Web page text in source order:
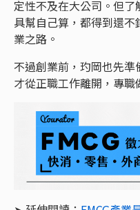
定性不及在大公司。但
具幫自己算，都得到還
業之路。
不過創業前，玓岡也先準
才從正職工作離開，專職